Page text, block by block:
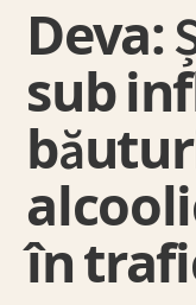
Deva:
sub
în